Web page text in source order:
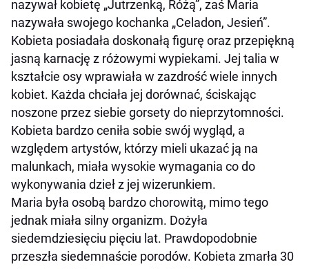
nazywał kobietę „Jutrzenką, Różą”, zaś Maria
nazywała swojego kochanka „Celadon, Jesień”.
Kobieta posiadała doskonałą figurę oraz przepiękną
jasną karnację z różowymi wypiekami. Jej talia w
kształcie osy wprawiała w zazdrość wiele innych
kobiet. Każda chciała jej dorównać, ściskając
noszone przez siebie gorsety do nieprzytomności.
Kobieta bardzo ceniła sobie swój wygląd, a
względem artystów, którzy mieli ukazać ją na
malunkach, miała wysokie wymagania co do
wykonywania dzieł z jej wizerunkiem.
Maria była osobą bardzo chorowitą, mimo tego
jednak miała silny organizm. Dożyła
siedemdziesięciu pięciu lat. Prawdopodobnie
przeszła siedemnaście porodów. Kobieta zmarła 30